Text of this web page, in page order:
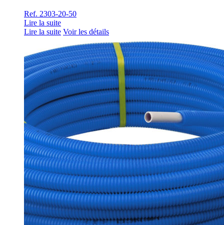
Ref. 2303-20-50
Lire la suite
Lire la suite Voir les détails